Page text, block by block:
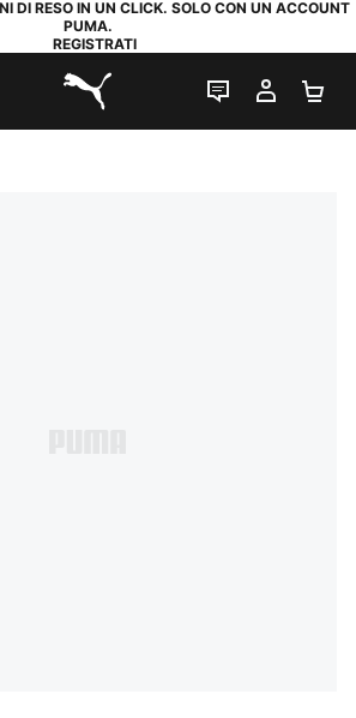
DI RESO IN UN CLICK. SOLO CON UN ACCOUNT
PUMA.
REGISTRATI
PUMA.com
CHAT IL MIO